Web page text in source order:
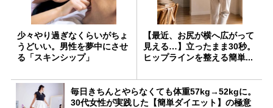
少々やり過ぎなくらいがちょ
うどいい。男性を夢中にさせ
る「スキンシップ」
【最近、お尻が横へ広がって
見える…】立ったまま30秒。
ヒップラインを整える簡単...
毎日きちんとやらなくても体重57kg→52kgに。
30代女性が実践した【簡単ダイエット】の極意